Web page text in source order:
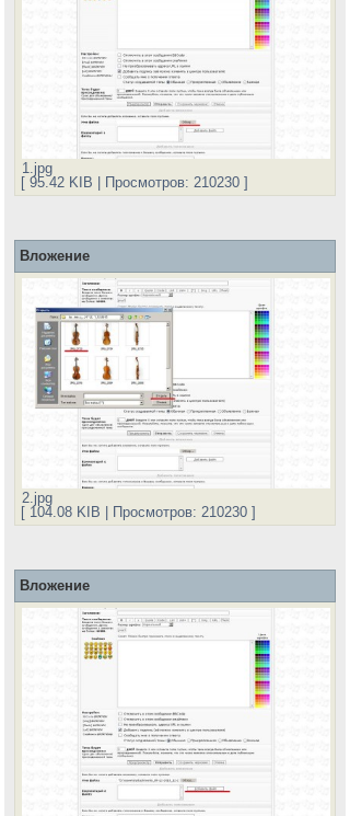
1.jpg
[ 95.42 KIB | Просмотров: 210230 ]
Вложение
2.jpg
[ 104.08 KIB | Просмотров: 210230 ]
Вложение